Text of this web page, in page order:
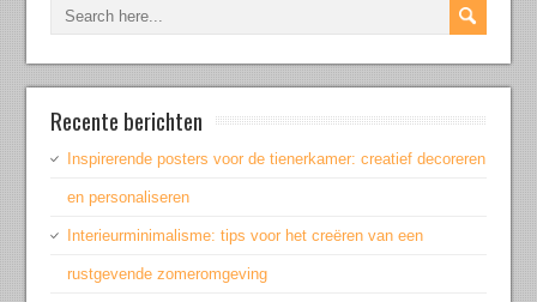
Recente berichten
Inspirerende posters voor de tienerkamer: creatief decoreren
en personaliseren
Interieurminimalisme: tips voor het creëren van een
rustgevende zomeromgeving